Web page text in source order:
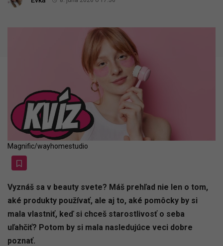
Magnific/wayhomestudio
Vyznáš sa v beauty svete? Máš prehľad nie len o tom,
aké produkty používať, ale aj to, aké pomôcky by si
mala vlastniť, keď si chceš starostlivosť o seba
uľahčiť? Potom by si mala nasledujúce veci dobre
poznať.